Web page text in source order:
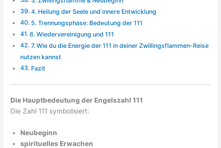
4. Heilung der Seele und innere Entwicklung
5. Trennungsphase: Bedeutung der 111
6. Wiedervereinigung und 111
7. Wie du die Energie der 111 in deiner Zwillingsflammen-Reise
nutzen kannst
Fazit
Die Hauptbedeutung der Engelszahl 111
Die Zahl 111 symbolisiert:
Neubeginn
spirituelles Erwachen